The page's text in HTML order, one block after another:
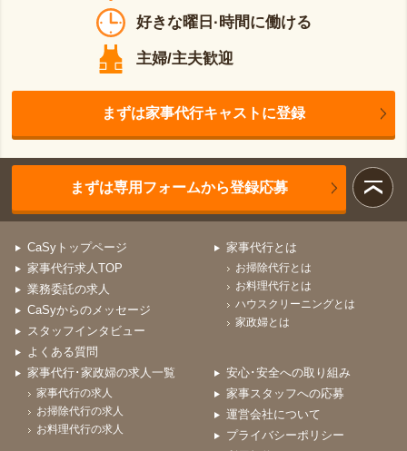
好きな曜日·時間に働ける
主婦/主夫歓迎
まずは家事代行キャストに登録
まずは専用フォームから登録応募
CaSyトップページ
家事代行求人TOP
業務委託の求人
CaSyからのメッセージ
スタッフインタビュー
よくある質問
家事代行とは
お掃除代行とは
お料理代行とは
ハウスクリーニングとは
家政婦とは
家事代行･家政婦の求人一覧
家事代行の求人
お掃除代行の求人
お料理代行の求人
安心･安全への取り組み
家事スタッフへの応募
運営会社について
プライバシーポリシー